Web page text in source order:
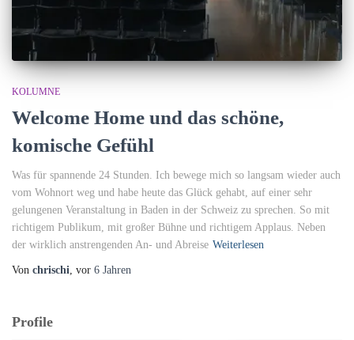
KOLUMNE
Welcome Home und das schöne,
komische Gefühl
Was für spannende 24 Stunden. Ich bewege mich so langsam wieder auch
vom Wohnort weg und habe heute das Glück gehabt, auf einer sehr
gelungenen Veranstaltung in Baden in der Schweiz zu sprechen. So mit
richtigem Publikum, mit großer Bühne und richtigem Applaus. Neben
der wirklich anstrengenden An- und Abreise Weiterlesen
Von chrischi , vor 6 Jahren
Profile